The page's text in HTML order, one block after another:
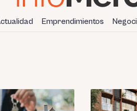
Emprendimientos